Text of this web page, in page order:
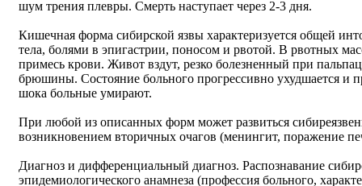
шум трения плевры. Смерть наступает через 2-3 дня.
Кишечная форма сибирской язвы характеризуется общей
тела, болями в эпигастрии, поносом и рвотой. В рвотных
примесь крови. Живот вздут, резко болезненный при
брюшины. Состояние больного прогрессивно ухудшается и
шока больные умирают.
При любой из описанных форм может развиться
возникновением вторичных очагов (менингит, поражение
Диагноз и дифференциальный диагноз. Распознавание
эпидемиологического анамнеза (профессия больного,